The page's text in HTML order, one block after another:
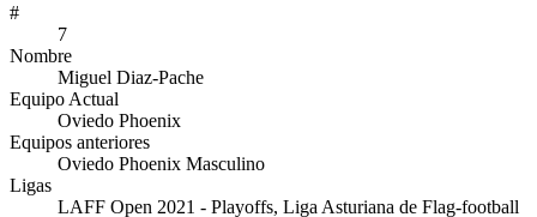
#
7
Nombre
Miguel Diaz-Pache
Equipo Actual
Oviedo Phoenix
Equipos anteriores
Oviedo Phoenix Masculino
Ligas
LAFF Open 2021 - Playoffs, Liga Asturiana de Flag-football